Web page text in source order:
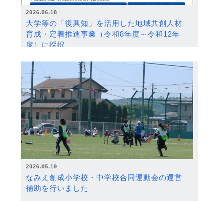
2026.06.18
大学等の「復興知」を活用した地域共創人材
育成・定着推進事業（令和8年度～令和12年
度）に採択
2026.05.19
なみえ創成小学校・中学校合同運動会の運営
補助を行いました